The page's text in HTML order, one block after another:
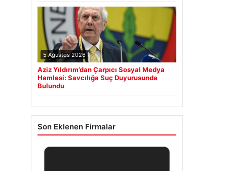
5 Ağustos 2026
Aziz Yıldırım’dan Çarpıcı Sosyal Medya
Hamlesi: Savcılığa Suç Duyurusunda
Bulundu
Son Eklenen Firmalar